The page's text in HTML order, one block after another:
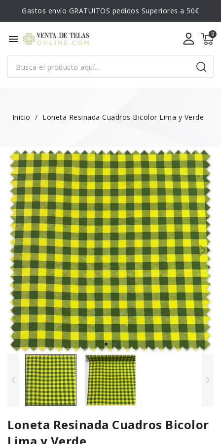
Gastos envío GRATUITOS pedidos Superiores a 50€
menu
Inicio Loneta Resinada Cuadros Bicolor Lima y Verde
NUEVO
Loneta Resinada Cuadros Bicolor